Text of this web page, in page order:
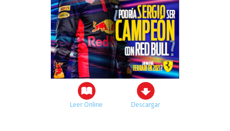
Leer Online Descargar